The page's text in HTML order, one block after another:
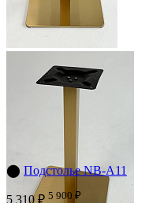
⬤ Подстолье NB-A11
5 310 ₽ 5 900 ₽